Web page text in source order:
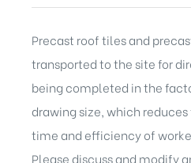
Precast roof tiles and
transported to the site for
being completed in the
drawing size, which
time and efficiency of
Please discuss and modify
含日本